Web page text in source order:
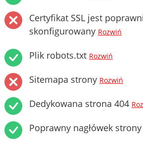
Certyfikat SSL jest
skonfigurowany Rozwiń
Plik robots.txt Rozwiń
Sitemapa strony Rozwiń
Dedykowana strona 404
Poprawny nagłówek